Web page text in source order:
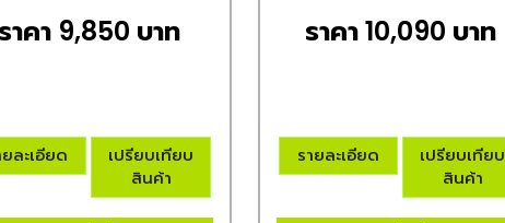
าคา 9,850 บาท
ยละเอียด
เปรียบเทียบ
สินค้า
ราคา 10,090 บาท
รายละเอียด
เปรียบเทียบ
สินค้า